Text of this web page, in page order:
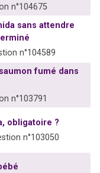
n°104675
sans attendre
n°104589
fumé dans
n°103791
obligatoire ?
n°103050